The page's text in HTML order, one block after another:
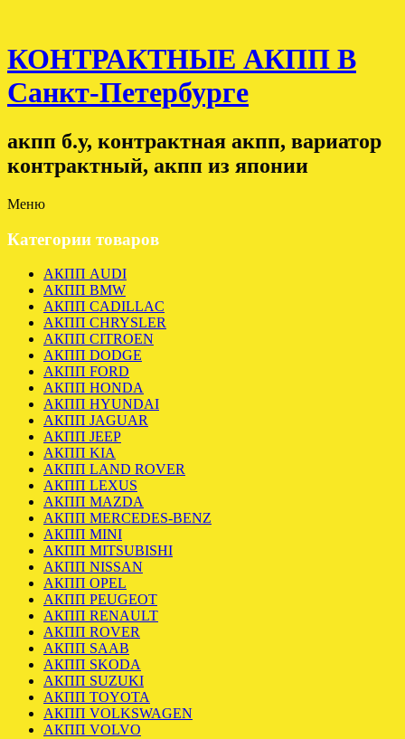
КОНТРАКТНЫЕ АКПП В
Санкт-Петербурге
акпп б.у, контрактная акпп, вариатор
контрактный, акпп из японии
Меню
Категории товаров
АКПП AUDI
АКПП BMW
АКПП CADILLAC
АКПП CHRYSLER
АКПП CITROEN
АКПП DODGE
АКПП FORD
АКПП HONDA
АКПП HYUNDAI
АКПП JAGUAR
АКПП JEEP
АКПП KIA
АКПП LAND ROVER
АКПП LEXUS
АКПП MAZDA
АКПП MERCEDES-BENZ
АКПП MINI
АКПП MITSUBISHI
АКПП NISSAN
АКПП OPEL
АКПП PEUGEOT
АКПП RENAULT
АКПП ROVER
АКПП SAAB
АКПП SKODA
АКПП SUZUKI
АКПП TOYOTA
АКПП VOLKSWAGEN
АКПП VOLVO